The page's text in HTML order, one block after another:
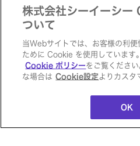
WORK STYLE SUITE
ル変革特集ページ
します
シ
ジ
外
株式会社シーイーシ
ついて
当Webサイトでは、お客様の利
ために Cookie を使用しています
Cookie ポリシーをご覧くださ
な場合は Cookie設定 よりカスタ
OK